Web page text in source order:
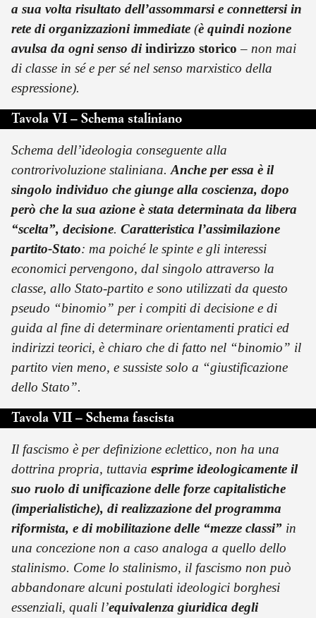
a sua volta risultato dell’assommarsi e connettersi in
rete di organizzazioni immediate (è quindi nozione
avulsa da ogni senso diindirizzo storico – non mai
di classe in sé e per sé nel senso marxistico della
espressione).
Tavola VI – Schema staliniano
Schema dell’ideologia conseguente alla
controrivoluzione staliniana. Anche per essa è il
singolo individuo che giunge alla coscienza, dopo
però che la sua azione è stata determinata da libera
“scelta”, decisione. Caratteristica l’assimilazione
partito-Stato: ma poiché le spinte e gli interessi
economici pervengono, dal singolo attraverso la
classe, allo Stato-partito e sono utilizzati da questo
pseudo “binomio” per i compiti di decisione e di
guida al fine di determinare orientamenti pratici ed
indirizzi teorici, è chiaro che di fatto nel “binomio” il
partito vien meno, e sussiste solo a “giustificazione
dello Stato”.
Tavola VII – Schema fascista
Il fascismo è per definizione eclettico, non ha una
dottrina propria, tuttavia esprime ideologicamente il
suo ruolo di unificazione delle forze capitalistiche
(imperialistiche), di realizzazione del programma
riformista, e di mobilitazione delle “mezze classi” in
una concezione non a caso analoga a quello dello
stalinismo. Come lo stalinismo, il fascismo non può
abbandonare alcuni postulati ideologici borghesi
essenziali, quali l’equivalenza giuridica degli